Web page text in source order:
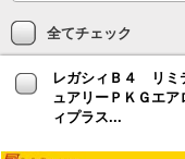
全てチェック
レガシィＢ４ リ
ュアリーＰＫＧエ
ィプラス...